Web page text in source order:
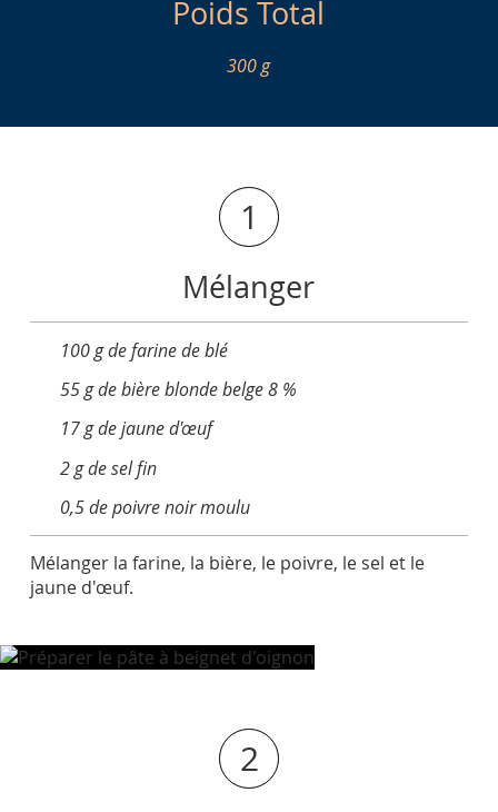
Poids Total
300 g
1
Mélanger
100 g de farine de blé
55 g de bière blonde belge 8 %
17 g de jaune d'œuf
2 g de sel fin
0,5 de poivre noir moulu
Mélanger la farine, la bière, le poivre, le sel et le
jaune d'œuf.
2